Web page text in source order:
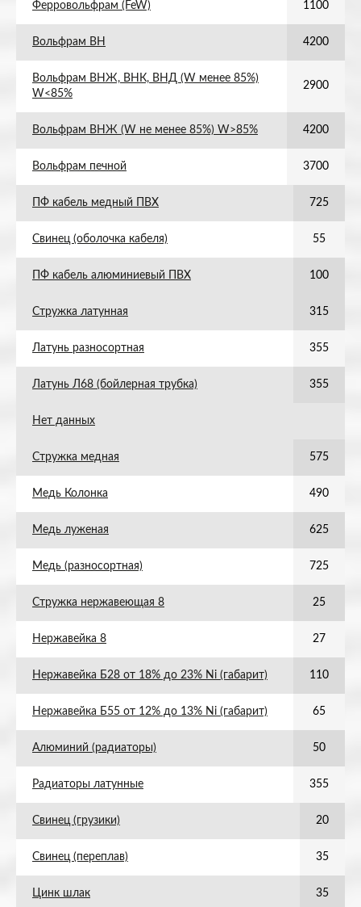
Ферровольфрам (FeW) 1100
Вольфрам ВН 4200
Вольфрам ВНЖ, ВНК, ВНД (W менее 85%)
W<85%
2900
Вольфрам ВНЖ (W не менее 85%) W>85% 4200
Вольфрам печной 3700
ПФ кабель медный ПВХ 725
Свинец (оболочка кабеля) 55
ПФ кабель алюминиевый ПВХ 100
Стружка латунная 315
Латунь разносортная 355
Латунь Л68 (бойлерная трубка) 355
Нет данных
Стружка медная 575
Медь Колонка 490
Медь луженая 625
Медь (разносортная) 725
Стружка нержавеющая 8 25
Нержавейка 8 27
Нержавейка Б28 от 18% до 23% Ni (габарит) 110
Нержавейка Б55 от 12% до 13% Ni (габарит) 65
Алюминий (радиаторы) 50
Радиаторы латунные 355
Свинец (грузики) 20
Свинец (переплав) 35
Цинк шлак 35